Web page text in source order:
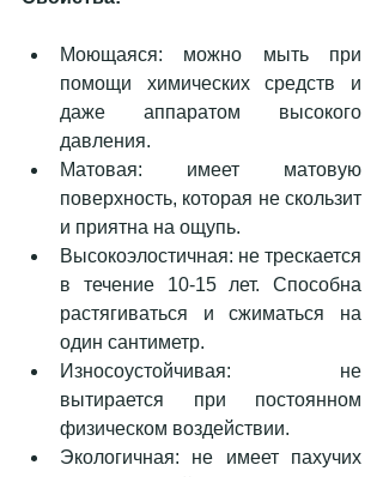
Моющаяся: можно мыть при
помощи химических средств и
даже аппаратом высокого
давления.
Матовая: имеет матовую
поверхность, которая не скользит
и приятна на ощупь.
Высокоэлостичная: не трескается
в течение 10-15 лет. Способна
растягиваться и сжиматься на
один сантиметр.
Износоустойчивая: не
вытирается при постоянном
физическом воздействии.
Экологичная: не имеет пахучих